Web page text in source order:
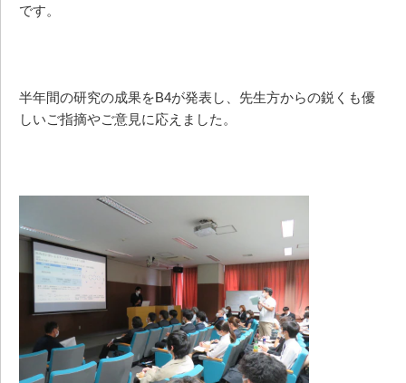
です。
半年間の研究の成果をB4が発表し、先生方からの鋭くも優
しいご指摘やご意見に応えました。